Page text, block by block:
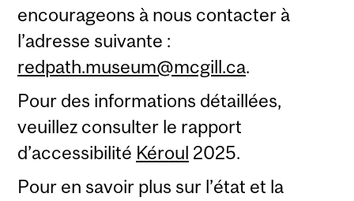
encourageons à nous contacter à
l’adresse suivante :
redpath.museum@mcgill.ca.
Pour des informations détaillées,
veuillez consulter le rapport
d’accessibilité Kéroul 2025.
Pour en savoir plus sur l’état et la